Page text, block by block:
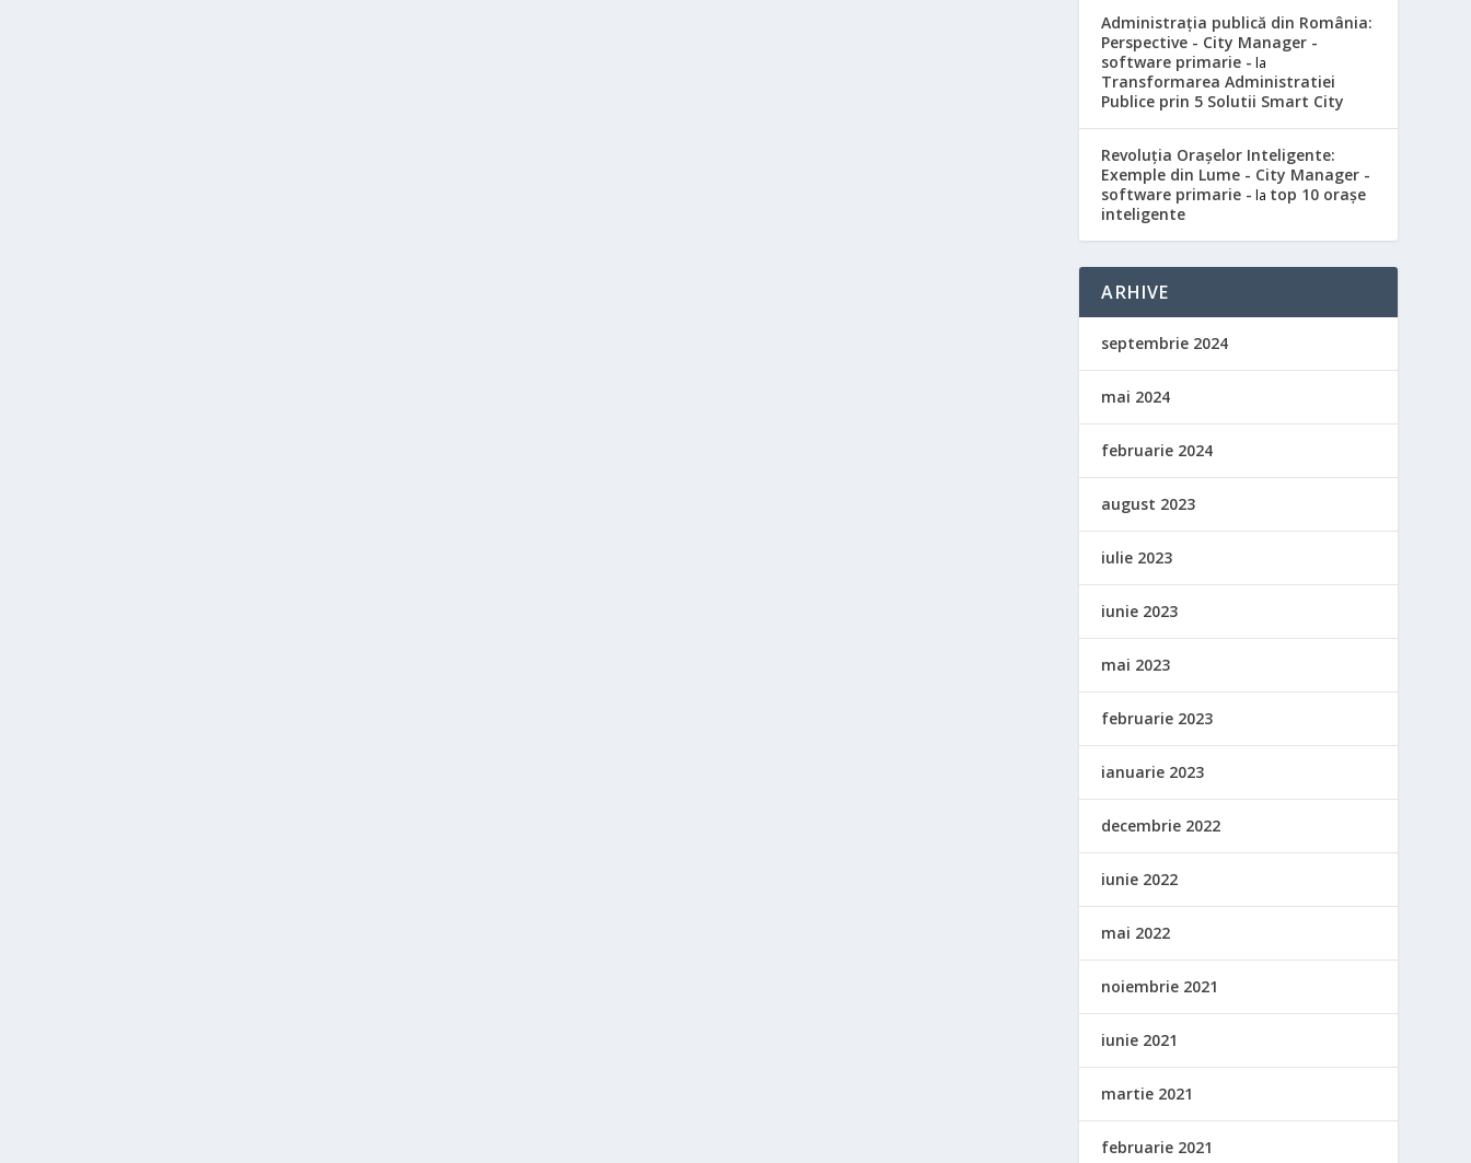
Administrația publică din România:
Perspective - City Manager -
software primarie - la
Transformarea Administratiei
Publice prin 5 Solutii Smart City
Revoluția Orașelor Inteligente:
Exemple din Lume - City Manager -
software primarie - la top 10 orașe
inteligente
ARHIVE
septembrie 2024
mai 2024
februarie 2024
august 2023
iulie 2023
iunie 2023
mai 2023
februarie 2023
ianuarie 2023
decembrie 2022
iunie 2022
mai 2022
noiembrie 2021
iunie 2021
martie 2021
februarie 2021